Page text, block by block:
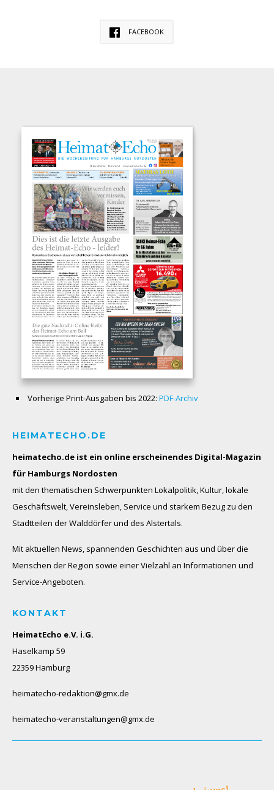
FACEBOOK
Vorherige Print-Ausgaben bis 2022: PDF-Archiv
HEIMATECHO.DE
heimatecho.de ist ein online erscheinendes Digital-Magazin
für Hamburgs Nordosten
mit den thematischen Schwerpunkten Lokalpolitik, Kultur, lokale
Geschäftswelt, Vereinsleben, Service und starkem Bezug zu den
Stadtteilen der Walddörfer und des Alstertals.
Mit aktuellen News, spannenden Geschichten aus und über die
Menschen der Region sowie einer Vielzahl an Informationen und
Service-Angeboten.
KONTAKT
HeimatEcho e.V. i.G.
Haselkamp 59
22359 Hamburg
heimatecho-redaktion@gmx.de
heimatecho-veranstaltungen@gmx.de